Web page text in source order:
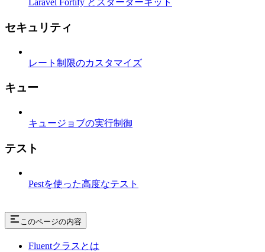
Laravel Fortify とスターターキット
セキュリティ
レート制限のカスタマイズ
キュー
キュージョブの実行制御
テスト
Pestを使った高度なテスト
このページの内容
Fluentクラスとは